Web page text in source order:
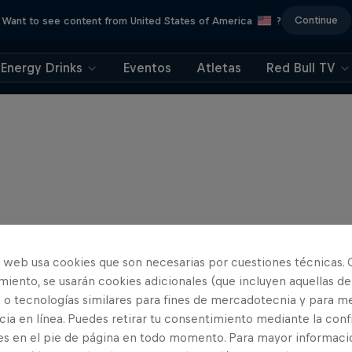
Want to see content from United States of America ? Continue
Energy Drinks Eventos Atletas Red Bull TV
web usa cookies que son necesarias por cuestiones técnicas.
se usarán cookies adicionales (que incluyen aquellas de
tecnologías similares para fines de mercadotecnia y para
en línea. Puedes retirar tu consentimiento mediante la
en el pie de página en todo momento. Para mayor